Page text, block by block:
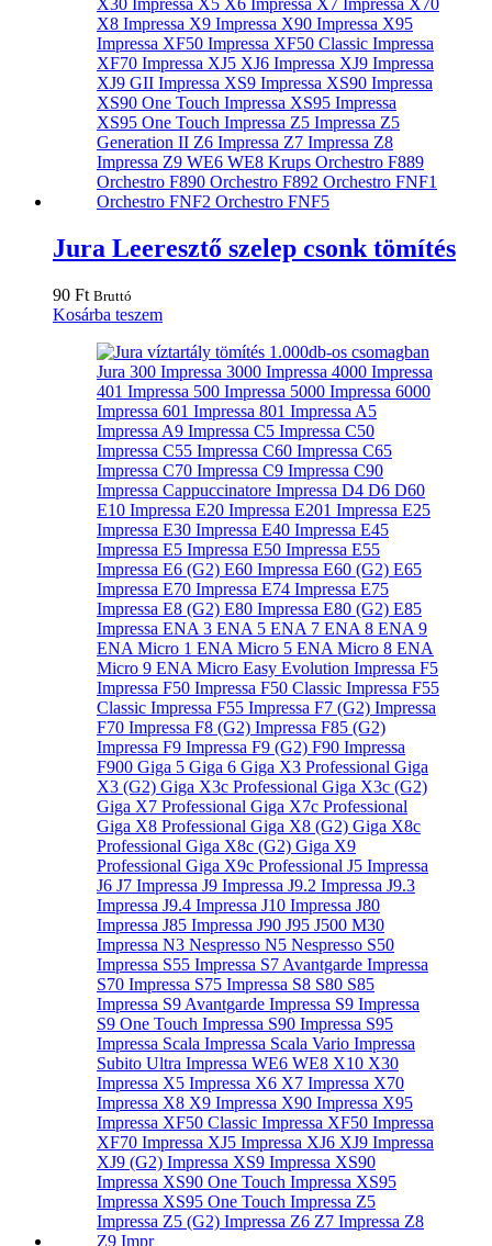
Jura Leeresztő szelep csonk tömítés
90 Ft Bruttó
Kosárba teszem